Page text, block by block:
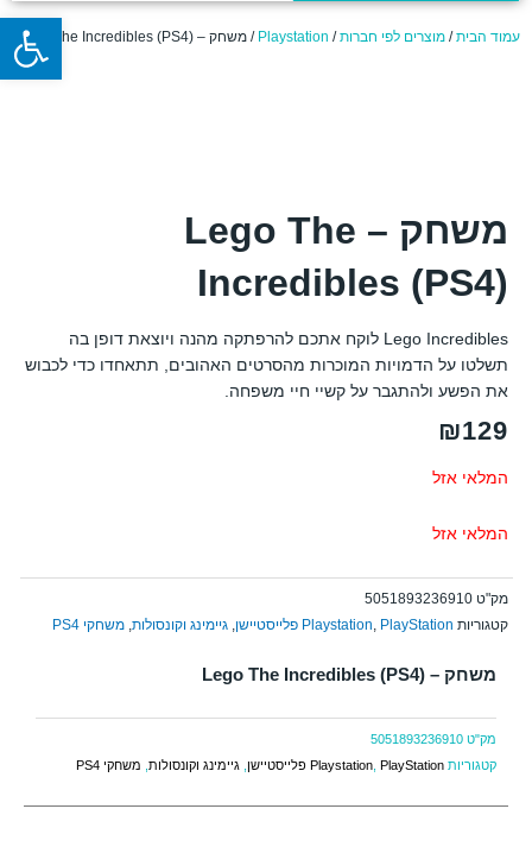
עמוד הבית/ מוצרים לפי חברות/
Playstation / משחק – Lego The Incredibles (PS4)
משחק – Lego The
Incredibles (PS4)
Lego Incredibles לוקח אתכם להרפתקה מהנה ויוצאת דופן בה
תשלטו על הדמויות המוכרות מהסרטים האהובים, תתאחדו כדי לכבוש
את הפשע ולהתגבר על קשיי חיי משפחה.
₪129
המלאי אזל
המלאי אזל
מק"ט 5051893236910
קטגוריות
Playstation, PlayStation פלייסטיישן , גיימינג וקונסולות, משחקי PS4
משחק – Lego The Incredibles (PS4)
מק"ט 5051893236910
קטגוריות
Playstation PlayStation פלייסטיישן גיימינג וקונסולות משחקי PS4